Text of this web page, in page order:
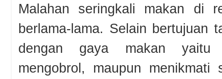
Malahan seringkali makan di
berlama-lama. Selain bertujuan
dengan gaya makan yaitu
mengobrol, maupun menikmati